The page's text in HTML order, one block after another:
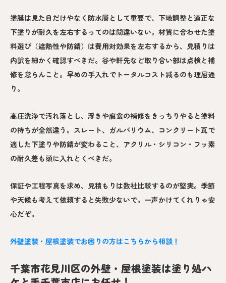
塗膜は見た目だけやなく防水層として重要で、下地調整と適正な
下塗りが耐久を左右するってのは間違いない。材質に合わせた塗
料選び（遮熱性や防錆）は費用対効果を左右するから、見積りは
内訳を細かく確認すべきだ。谷や軒先など取り合い部は点検と補
修を怠らんこと。早めの手入れでトータルコスト減るのも理屈通
り。
高圧洗浄で汚れ落とし、浮きや腐食の補修をきっちりやると塗料
の持ちが全然違う。スレート、ガルバリウム、コンクリート瓦で
適した下塗りや防錆が変わること、アクリル・シリコン・フッ素
の耐久差も頭に入れとくべきだ。
保証や工程写真を求め、見積もりは数社比較するのが堅実。季節
や天候も考えて依頼すると失敗少ないで。一声かけてくれりゃ安
心だぞ。
外壁塗装・屋根塗装でお困りの方はこちらから相談！
千葉市花見川区の外壁・屋根塗装は塗り処ハ